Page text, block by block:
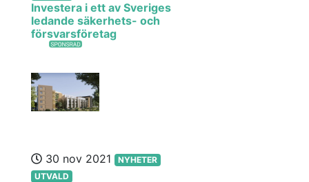
Investera i ett av Sveriges
ledande säkerhets- och
försvarsföretag
30 nov 2021
NYHETER
UTVALD